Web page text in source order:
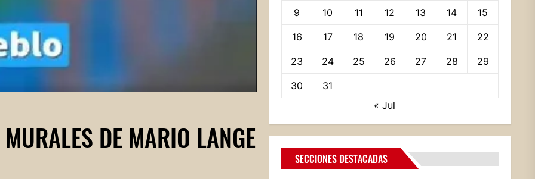
DE MARIO LANGE
9 10 11 12 13 14 15
16 17 18 19 20 21 22
23 24 25 26 27 28 29
30
31
« Jul
SECCIONES DESTACADAS